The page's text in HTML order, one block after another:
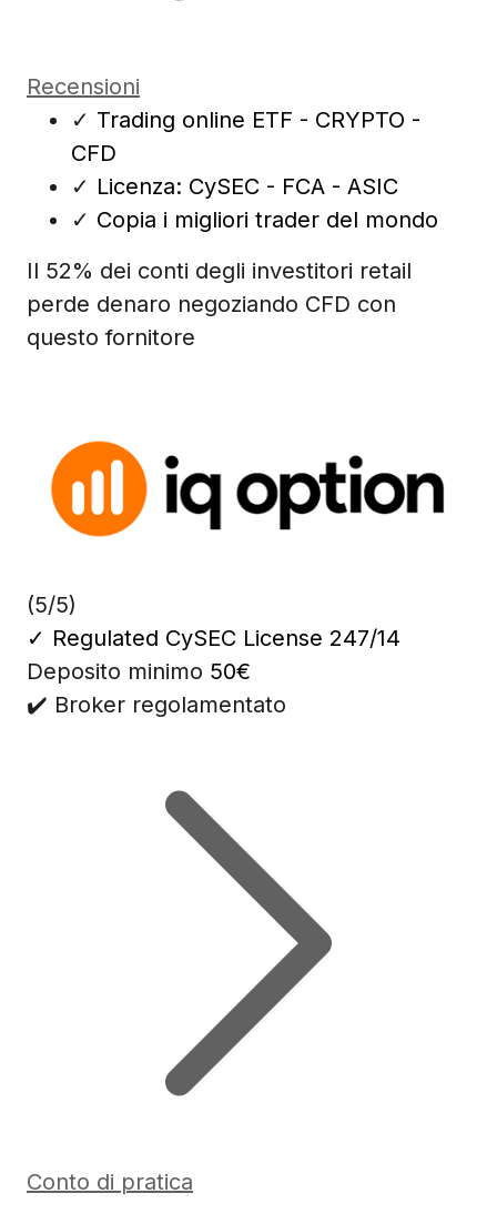
Recensioni
✓ Trading online ETF - CRYPTO -
CFD
✓ Licenza: CySEC - FCA - ASIC
✓ Copia i migliori trader del mondo
Il 52% dei conti degli investitori retail
perde denaro negoziando CFD con
questo fornitore
(5/5)
✓ Regulated CySEC License 247/14
Deposito minimo 50€
✔️ Broker regolamentato
Conto di pratica